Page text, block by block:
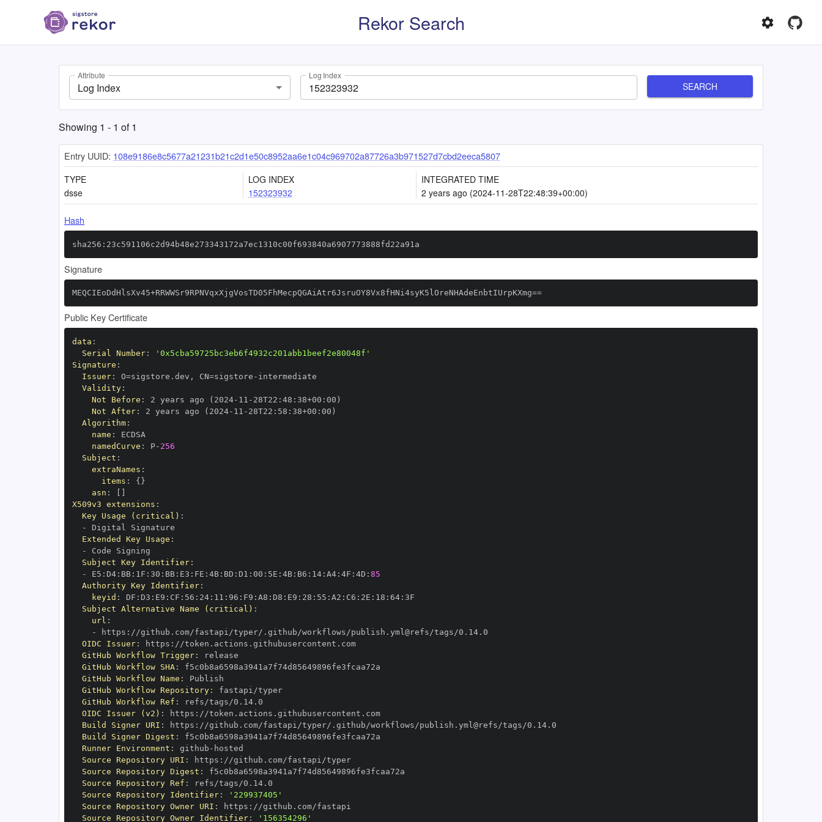
Rekor Search
Attribute
Log Index
Log Index
SEARCH
Showing 1 - 1 of1
Entry UUID: 108e9186e8c5677a21231b21c2d1e50c8952aa6e1c04c969702a87726a3b971527d7cbd2eeca5807
TYPE
dsse
LOG INDEX
152323932
INTEGRATED TIME
2 years ago (2024-11-28T22:48:39+00:00)
Hash
sha256:23c591106c2d94b48e273343172a7ec1310c00f693840a6907773888fd22a91a
Signature
MEQCIEoDdHlsXv45+RRWWSr9RPNVqxXjgVosTD05FhMecpQGAiAtr6JsruOY8Vx8fHNi4syK5lOreNHAdeEnbtIUrpKXmg==
Public Key Certificate
data :
Serial Number:
'0x5cba59725bc3eb6f4932c201abb1beef2e80048f'
Signature :
Issuer: O=sigstore.dev , CN=sigstore -
Validity:
Not Before : 2 years ago (2024- 11 - 28T22 : 48 : 38+00 :
Not After: 2 years ago (2024- 11 - 28T22 : 58 : 38+00 :
Algorithm:
name :
namedCurve : P- 256
Subject :
extraNames :
items : { }
asn :
X509v3 extensions :
Key Usage (critical) :
-
Extended Key Usage :
-
Subject Key Identifier:
-
E5 : D4: BB: 1F : 30 : BB: E3 : FE : 4B: BD : D1 : 00 : 5E : 4B: B6 : 14: A4: 4F : 4D : 85
Authority Key Identifier:
keyid : DF : D3 : E9 : CF : 56 : 24: 11 : 96 : F9 : A8 : D8 : E9 : 28 : 55 : A2 : C6 : 2E : 18 : 64:
Subject Alternative Name (critical) :
url :
-
https :
OIDC Issuer: https :
//token.actions.githubusercontent.com
GitHub Workflow Trigger:
GitHub Workflow SHA:
GitHub Workflow Name :
GitHub Workflow Repository:
fastapi/typer
GitHub Workflow Ref :
OIDC Issuer (v2) : https :
//token.actions.githubusercontent.com
Build Signer URI : https :
Build Signer Digest :
Runner Environment : github -
Source Repository URI : https :
//github.com/fastapi/typer
Source Repository Digest :
Source Repository Ref :
Source Repository Identifier:
'229937405'
Source Repository Owner URI : https :
Source Repository Owner Identifier: '156354296'